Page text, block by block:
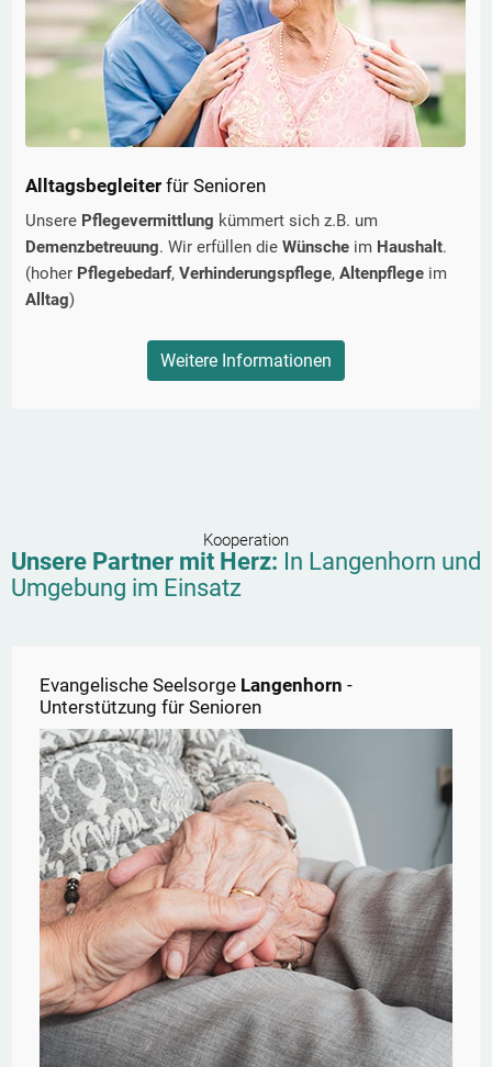
Alltagsbegleiter für Senioren
Unsere Pflegevermittlung kümmert sich z.B. um
Demenzbetreuung. Wir erfüllen die Wünsche im Haushalt.
(hoher Pflegebedarf, Verhinderungspflege, Altenpflege im
Alltag)
Weitere Informationen
Kooperation
Unsere Partner mit Herz: In Langenhorn und
Umgebung im Einsatz
Evangelische Seelsorge Langenhorn -
Unterstützung für Senioren